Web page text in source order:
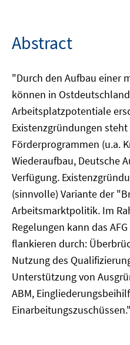
Abstract
"Durch den Aufbau einer
können in
Arbeitsplatzpotentiale
Existenzgründungen
Förderprogrammen (u.a.
Wiederaufbau, Deutsche
Verfügung.
(sinnvolle) Variante der
Arbeitsmarktpolitik. Im
Regelungen kann das
flankieren durch:
Nutzung des
Unterstützung von
ABM,